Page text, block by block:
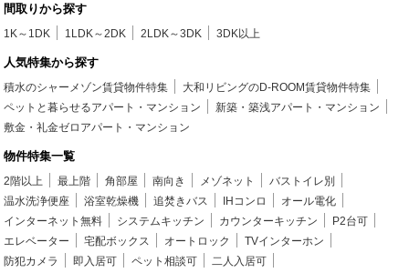
間取りから探す
1K～1DK 1LDK～2DK 2LDK～3DK 3DK以上
人気特集から探す
積水のシャーメゾン賃貸物件特集
大和リビングのD-ROOM賃貸物件特集
ペットと暮らせるアパート・マンション
新築・築浅アパート・マンション
敷金・礼金ゼロアパート・マンション
物件特集一覧
2階以上 最上階 角部屋 南向き メゾネット
バストイレ別
温水洗浄便座
浴室乾燥機 追焚きバス IHコンロ
オール電化
インターネット無料
システムキッチン カウンターキッチン
P2台可
エレベーター
宅配ボックス オートロック
TVインターホン
防犯カメラ
即入居可 ペット相談可
二人入居可